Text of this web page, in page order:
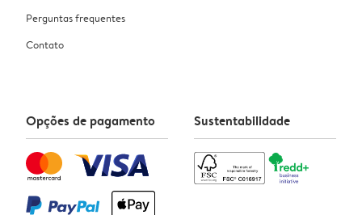
Perguntas frequentes
Contato
Opções de pagamento Sustentabilidade